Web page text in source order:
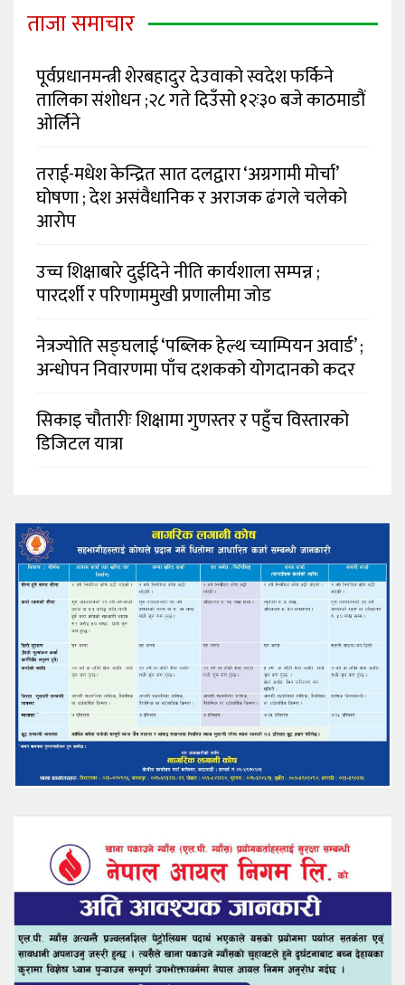
ताजा समाचार
पूर्वप्रधानमन्त्री शेरबहादुर देउवाको स्वदेश फर्किने
तालिका संशोधन ;२८ गते दिउँसो १२ः३० बजे काठमाडौं
ओर्लिने
तराई-मधेश केन्द्रित सात दलद्वारा ‘अग्रगामी मोर्चा’
घोषणा ; देश असंवैधानिक र अराजक ढंगले चलेको
आरोप
उच्च शिक्षाबारे दुईदिने नीति कार्यशाला सम्पन्न ;
पारदर्शी र परिणाममुखी प्रणालीमा जोड
नेत्रज्योति सङ्घलाई ‘पब्लिक हेल्थ च्याम्पियन अवार्ड’ ;
अन्धोपन निवारणमा पाँच दशकको योगदानको कदर
सिकाइ चौतारीः शिक्षामा गुणस्तर र पहुँच विस्तारको
डिजिटल यात्रा